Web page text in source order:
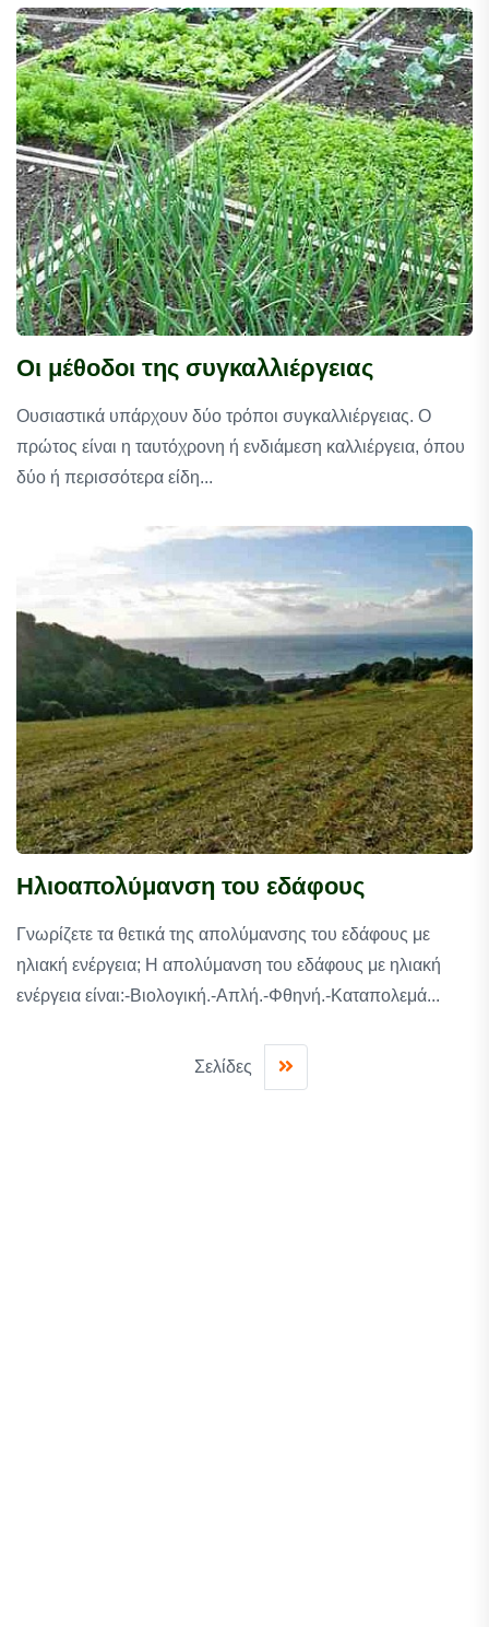
Οι μέθοδοι της συγκαλλιέργειας
Ουσιαστικά υπάρχουν δύο τρόποι συγκαλλιέργειας. Ο
πρώτος είναι η ταυτόχρονη ή ενδιάμεση καλλιέργεια, όπου
δύο ή περισσότερα είδη...
Ηλιοαπολύμανση του εδάφους
Γνωρίζετε τα θετικά της απολύμανσης του εδάφους με
ηλιακή ενέργεια; Η απολύμανση του εδάφους με ηλιακή
ενέργεια είναι:-Βιολογική.-Απλή.-Φθηνή.-Καταπολεμά...
Σελίδες